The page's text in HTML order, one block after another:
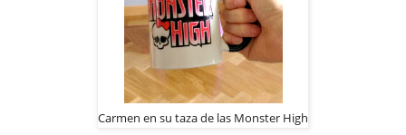
Carmen en su taza de las Monster High